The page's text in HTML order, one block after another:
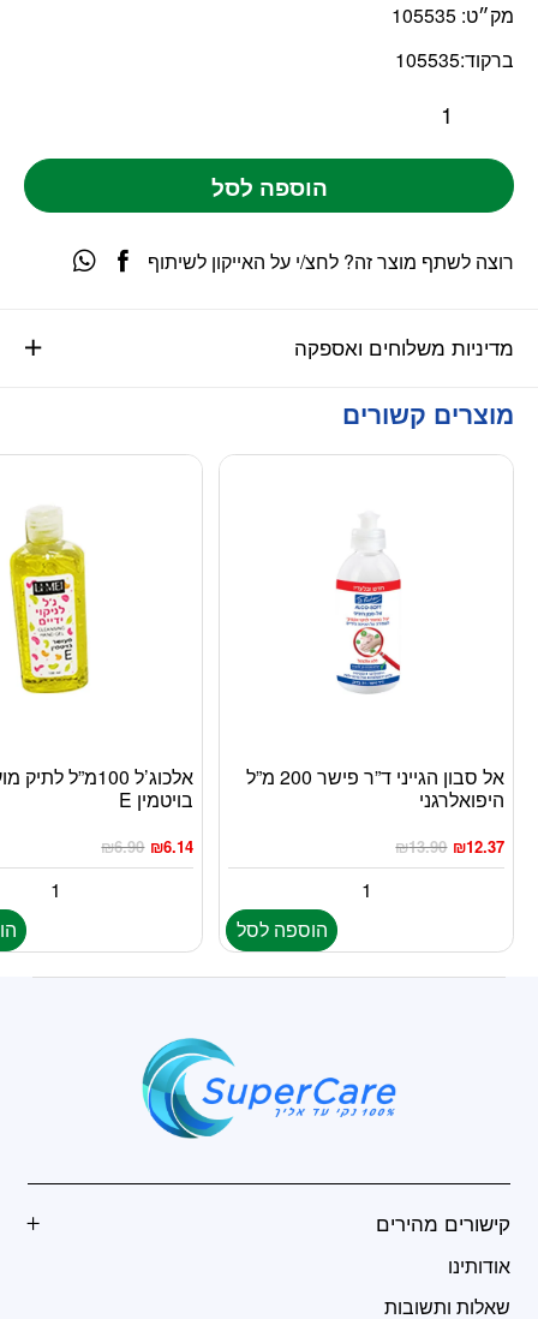
מק״ט: 105535
ברקוד:105535
הוספה לסל
מדיניות משלוחים ואספקה
רוצה לשתף מוצר זה? לחצ/י על האייקון לשיתוף
מוצרים קשורים
אל סבון הגייני ד”ר פישר 200 מ”ל
היפואלרגני
₪13.90 ₪12.37
הוספה לסל
אלכוג’ל 100מ”ל
בויטמין E
₪6.90 ₪6.14
קישורים מהירים
אודותינו
שאלות ותשובות